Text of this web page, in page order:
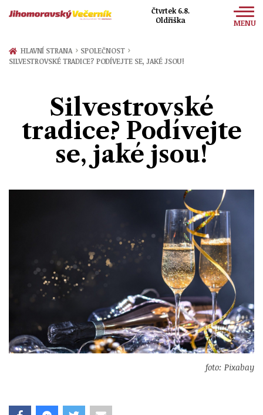
Čtvrtek 6.8.
Oldřiška
MENU
Zprávy
Kultura
Společnost
HLAVNÍ STRANA › SPOLEČNOST ›
SILVESTROVSKÉ TRADICE? PODÍVEJTE SE, JAKÉ JSOU!
Silvestrovské
tradice? Podívejte
se, jaké jsou!
foto: Pixabay